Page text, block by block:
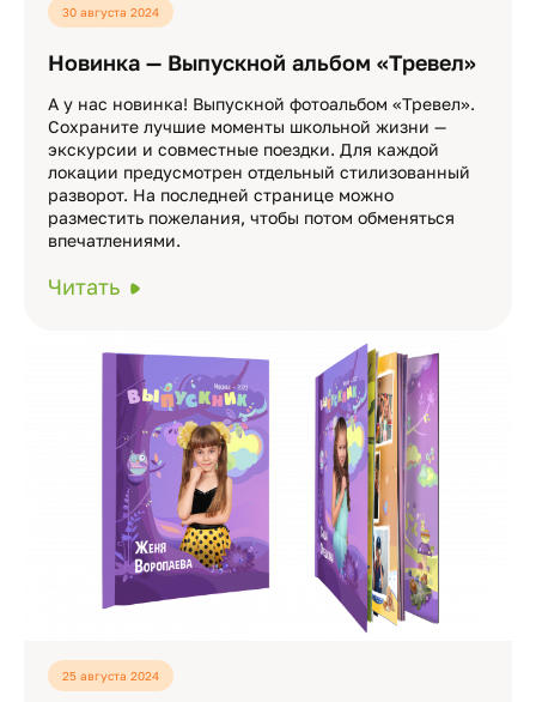
30 августа 2024
Новинка — Выпускной альбом «Тревел»
А у нас новинка! Выпускной фотоальбом «Тревел».
Сохраните лучшие моменты школьной жизни —
экскурсии и совместные поездки. Для каждой
локации предусмотрен отдельный стилизованный
разворот. На последней странице можно
разместить пожелания, чтобы потом обменяться
впечатлениями.
Читать
25 августа 2024